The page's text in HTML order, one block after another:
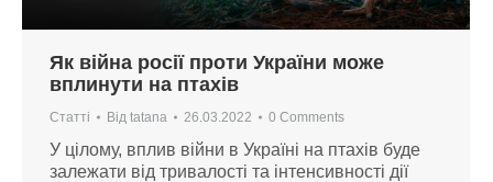
Як війна росії проти України може
вплинути на птахів
Статті Від tatana 26.03.2022 0 Comments
У цілому, вплив війни в Україні на птахів буде
залежати від тривалості та інтенсивності дії